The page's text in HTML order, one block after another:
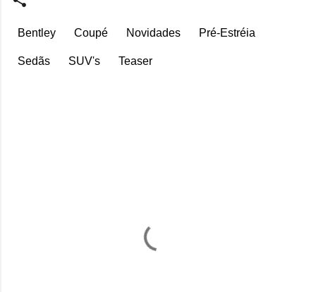
Bentley Coupé Novidades Pré-Estréia
Sedãs SUV's Teaser